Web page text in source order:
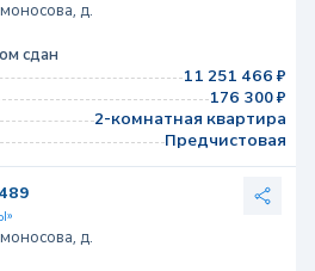
д.
сдан
11 251 466 ₽
176 300 ₽
2-комнатная квартира
Предчистовая
д.